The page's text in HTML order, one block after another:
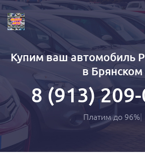
Купим ваш автомобиль
в Брянском
8 (913)
Платим до 9